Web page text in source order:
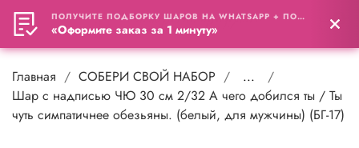
0
Главная СОБЕРИ СВОЙ НАБОР
...
Шар с надписью ЧЮ 30 см 2/32 А чего добился ты / Ты
чуть симпатичнее обезьяны. (белый, для мужчины) (БГ-17)
ПОЛУЧИТЕ ПОДБОРКУ ШАРОВ НА WHATSAPP + ПОДАРОК
«Оформите заказ за 1 минуту»